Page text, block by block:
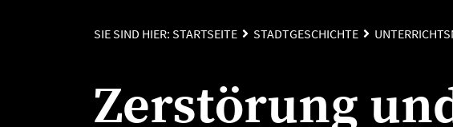
SIE SIND HIER: STARTSEITE STADTGESCHICHTE
Zerstörung